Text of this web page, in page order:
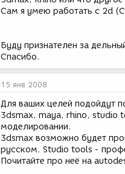
Сам я умею работать с 2d
Буду признателен за
Спасибо.
15 янв 2008
Для ваших целей подойдут
3dsmax, maya, rhino, studio
моделировании.
3dsmax возможно будет
русском. Studio tools -
Почитайте про неё на